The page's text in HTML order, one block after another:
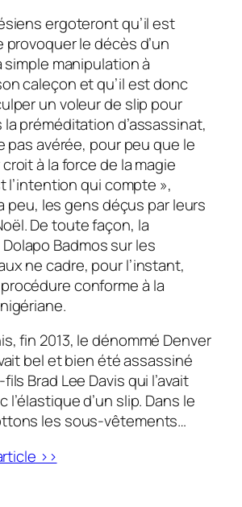
ergoteront qu’il est
le décès d’un
simple manipulation à
caleçon et qu’il est donc
un voleur de slip pour
la préméditation d’assassinat,
pas avérée, pour peu que le
à la force de la magie
l’intention qui compte »,
peu, les gens déçus par leurs
De toute façon, la
Badmos sur les
ne cadre, pour l’instant,
conforme à la
fin 2013, le dénommé Denver
bel et bien été assassiné
Brad Lee Davis qui l’avait
l’élastique d’un slip. Dans le
les sous-vêtements…
>>